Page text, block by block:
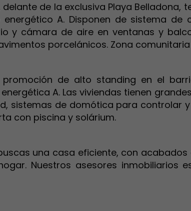
delante de la exclusiva Playa
A. Disponen de sistema
y cámara de aire en ventanas y
porcelánicos. Zona
de alto standing en el
A. Las viviendas tienen
sistemas de domótica para controlar
con piscina y solárium.
una casa eficiente, con
Nuestros asesores